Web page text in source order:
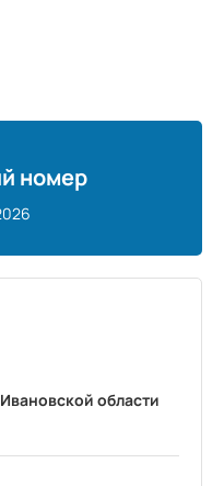
номер
области